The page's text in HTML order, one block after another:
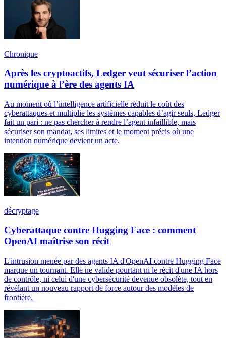
Chronique
Après les cryptoactifs, Ledger veut sécuriser l’action
numérique à l’ère des agents IA
Au moment où l’intelligence artificielle réduit le coût des
cyberattaques et multiplie les systèmes capables d’agir seuls, Ledger
fait un pari : ne pas chercher à rendre l’agent infaillible, mais
sécuriser son mandat, ses limites et le moment précis où une
intention numérique devient un acte.
décryptage
Cyberattaque contre Hugging Face : comment
OpenAI maîtrise son récit
L'intrusion menée par des agents IA d'OpenAI contre Hugging Face
marque un tournant. Elle ne valide pourtant ni le récit d'une IA hors
de contrôle, ni celui d'une cybersécurité devenue obsolète, tout en
révélant un nouveau rapport de force autour des modèles de
frontière.